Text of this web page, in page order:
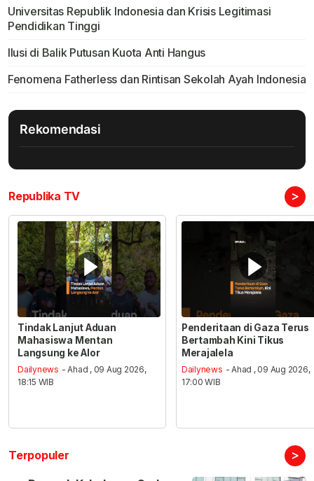
Universitas Republik Indonesia dan Krisis Legitimasi
Pendidikan Tinggi
Ilusi di Balik Putusan Kuota Anti Hangus
Fenomena Fatherless dan Rintisan Sekolah Ayah Indonesia
Rekomendasi
Republika TV >
Tindak Lanjut Aduan
Mahasiswa Mentan
Langsung ke Alor
Dailynews - Ahad , 09 Aug 2026,
18:15 WIB
Penderitaan di Gaza Terus
Bertambah Kini Tikus
Merajalela
Dailynews - Ahad , 09 Aug 2026,
17:00 WIB
Terpopuler >